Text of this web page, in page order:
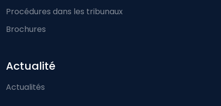
Procédures dans les tribunaux
Brochures
Actualité
Actualités